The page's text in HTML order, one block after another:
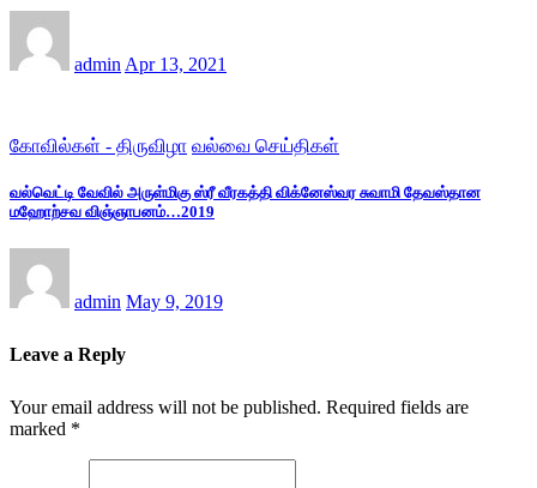
admin Apr 13, 2021
கோவில்கள் - திருவிழா வல்வை செய்திகள்
வல்வெட்டி வேவில் அருள்மிகு ஸ்ரீ வீரகத்தி விக்னேஸ்வர சுவாமி தேவஸ்தான
மஹோற்சவ விஞ்ஞாபனம்…2019
admin May 9, 2019
Leave a Reply
Your email address will not be published. Required fields are
marked *